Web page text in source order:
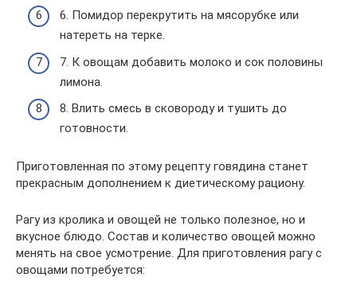
6. Помидор перекрутить на мясорубке или
натереть на терке.
7. К овощам добавить молоко и сок половины
лимона.
8. Влить смесь в сковороду и тушить до
готовности.
Приготовленная по этому рецепту говядина станет
прекрасным дополнением к диетическому рациону.
Рагу из кролика и овощей не только полезное, но и
вкусное блюдо. Состав и количество овощей можно
менять на свое усмотрение. Для приготовления рагу с
овощами потребуется: